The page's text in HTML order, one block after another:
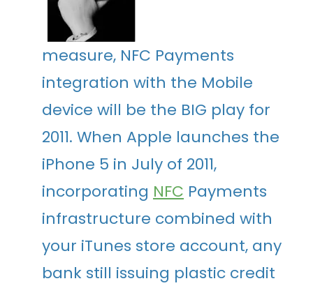
measure, NFC Payments
integration with the Mobile
device will be the BIG play for
2011. When Apple launches the
iPhone 5 in July of 2011,
incorporating NFC Payments
infrastructure combined with
your iTunes store account, any
bank still issuing plastic credit